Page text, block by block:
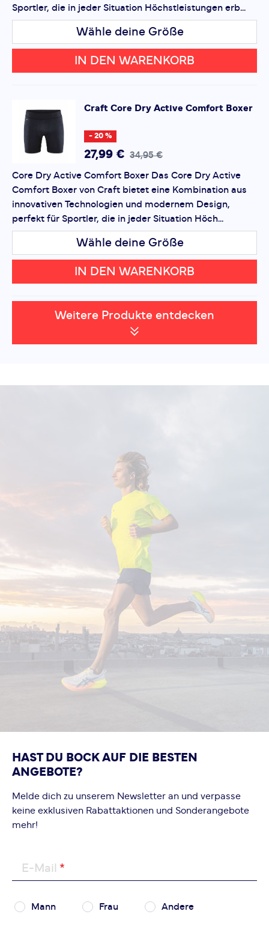
Sportler, die in jeder Situation Höchstleistungen erb...
Wähle deine Größe
IN DEN WARENKORB
Craft Core Dry Active Comfort Boxer
- 20 %
27,99 € 34,95 €
Core Dry Active Comfort Boxer Das Core Dry Active
Comfort Boxer von Craft bietet eine Kombination aus
innovativen Technologien und modernem Design,
perfekt für Sportler, die in jeder Situation Höch...
Wähle deine Größe
IN DEN WARENKORB
Weitere Produkte entdecken
HAST DU BOCK AUF DIE BESTEN
ANGEBOTE?
Melde dich zu unserem Newsletter an und verpasse
keine exklusiven Rabattaktionen und Sonderangebote
mehr!
E-Mail
Mann Frau Andere